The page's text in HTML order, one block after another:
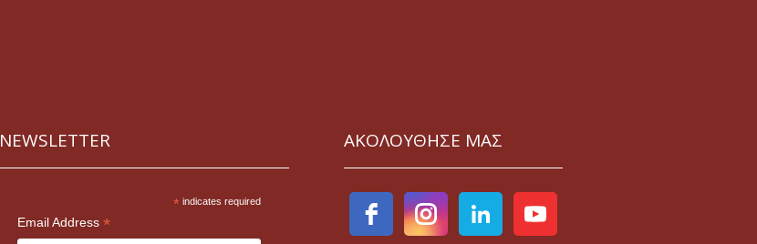
NEWSLETTER
* indicates required
Email Address *
ΑΚΟΛΟΥΘΗΣΕ ΜΑΣ